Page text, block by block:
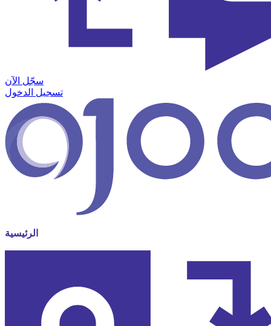
سجّل الآن
تسجيل الدخول
الرئيسية